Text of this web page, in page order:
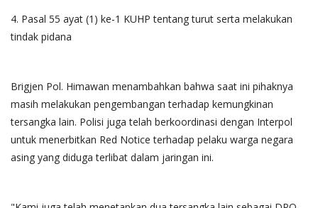
4. Pasal 55 ayat (1) ke-1 KUHP tentang turut serta melakukan
tindak pidana
Brigjen Pol. Himawan menambahkan bahwa saat ini pihaknya
masih melakukan pengembangan terhadap kemungkinan
tersangka lain. Polisi juga telah berkoordinasi dengan Interpol
untuk menerbitkan Red Notice terhadap pelaku warga negara
asing yang diduga terlibat dalam jaringan ini.